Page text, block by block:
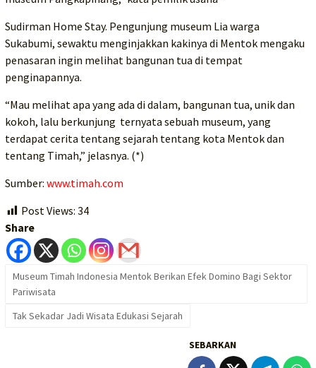
Sudirman Home Stay. Pengunjung museum Lia warga
Sukabumi, sewaktu menginjakkan kakinya di Mentok mengaku
penasaran ingin melihat bangunan tua di tempat
penginapannya.
“Mau melihat apa yang ada di dalam, bangunan tua, unik dan
kokoh, lalu berkunjung ternyata sebuah museum, yang
terdapat cerita tentang sejarah tentang kota Mentok dan
tentang Timah,” jelasnya. (*)
Sumber: www.timah.com
Post Views: 34
Share
Museum Timah Indonesia Mentok Berikan Efek Domino Bagi Sektor
Pariwisata
Tak Sekadar Jadi Wisata Edukasi Sejarah
SEBARKAN